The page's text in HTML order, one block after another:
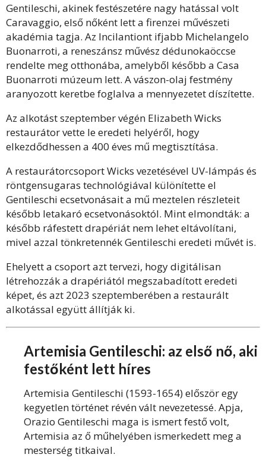
Gentileschi, akinek festészetére nagy hatással volt
Caravaggio, első nőként lett a firenzei művészeti
akadémia tagja. Az Incilantiont ifjabb Michelangelo
Buonarroti, a reneszánsz művész dédunokaöccse
rendelte meg otthonába, amelyből később a Casa
Buonarroti múzeum lett. A vászon-olaj festmény
aranyozott keretbe foglalva a mennyezetet díszítette.
Az alkotást szeptember végén Elizabeth Wicks
restaurátor vette le eredeti helyéről, hogy
elkezdődhessen a 400 éves mű megtisztítása.
A restaurátorcsoport Wicks vezetésével UV-lámpás és
röntgensugaras technológiával különítette el
Gentileschi ecsetvonásait a mű meztelen részleteit
később letakaró ecsetvonásoktól. Mint elmondták: a
később ráfestett drapériát nem lehet eltávolítani,
mivel azzal tönkretennék Gentileschi eredeti művét is.
Ehelyett a csoport azt tervezi, hogy digitálisan
létrehozzák a drapériától megszabadított eredeti
képet, és azt 2023 szeptemberében a restaurált
alkotással együtt állítják ki.
Artemisia Gentileschi: az első nő, aki
festőként lett híres
Artemisia Gentileschi (1593-1654) először egy
kegyetlen történet révén vált nevezetessé. Apja,
Orazio Gentileschi maga is ismert festő volt,
Artemisia az ő műhelyében ismerkedett meg a
mesterség titkaival.